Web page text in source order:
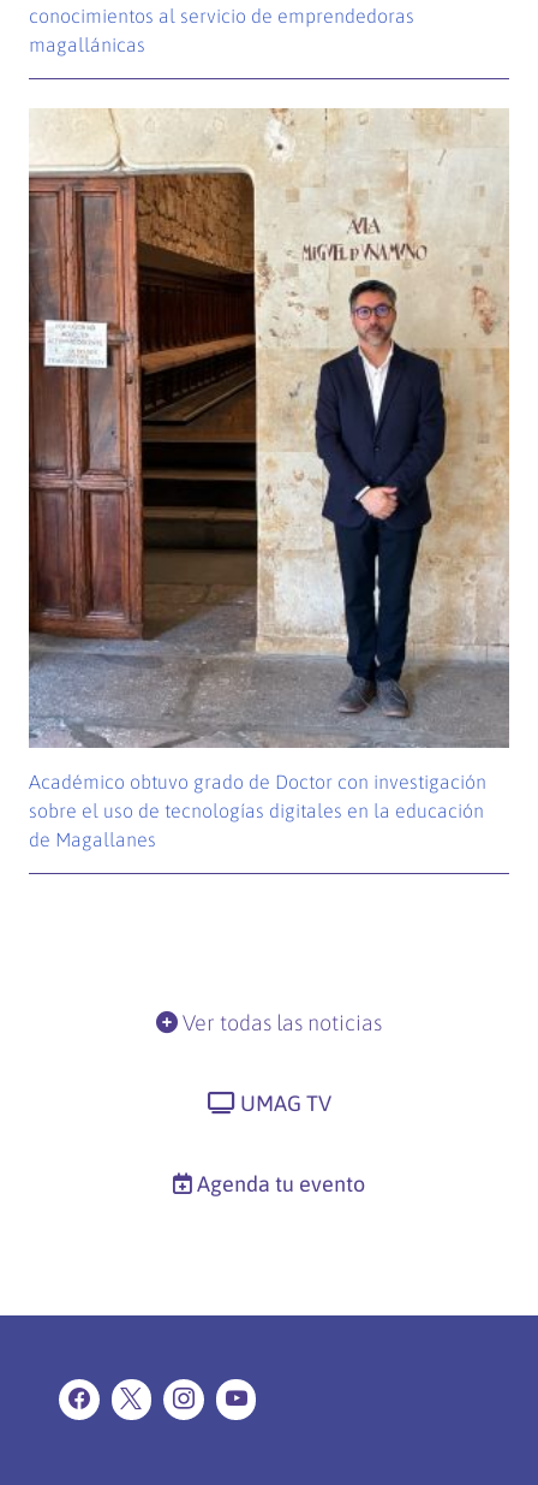
conocimientos al servicio de emprendedoras
magallánicas
Académico obtuvo grado de Doctor con investigación
sobre el uso de tecnologías digitales en la educación
de Magallanes
Ver todas las noticias
UMAG TV
Agenda tu evento